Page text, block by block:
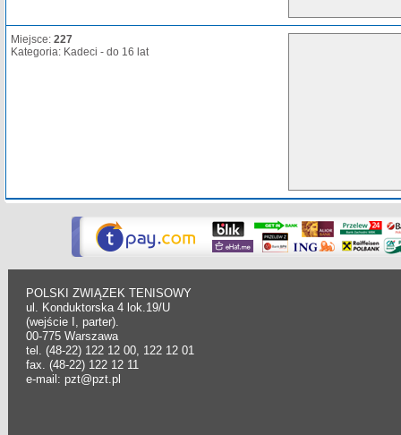
Miejsce: 227
Kategoria: Kadeci - do 16 lat
POLSKI ZWIĄZEK TENISOWY
ul. Konduktorska 4 lok.19/U
(wejście I, parter).
00-775 Warszawa
tel. (48-22) 122 12 00, 122 12 01
fax. (48-22) 122 12 11
e-mail: pzt@pzt.pl